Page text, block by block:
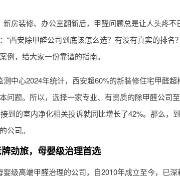
房装修、办公室翻新后，甲醛问题总是让人头疼
“西安除甲醛公司到底该怎么选？有没有真实的排名
例，给大家一份靠谱的指南。
中心2024年统计，西安超60%的新装修住宅甲醛
问题。所以，选择一家专业、有资质的除甲醛公司
到的室内净化相关投诉就同比增长了42%。那么，
公司。
劲旅，母婴级治理首选
婴级高端甲醛治理的公司，自2010年成立至今，已